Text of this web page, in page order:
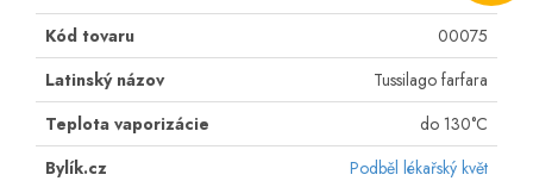
Kód tovaru
00075
Latinský názov
Tussilago farfara
Teplota vaporizácie
do 130°C
Bylík.cz
Podběl lékařský květ